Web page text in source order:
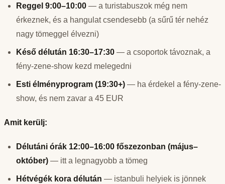
Reggel 9:00–10:00 — a turistabuszok még nem
érkeznek, és a hangulat csendesebb (a sűrű tér nehéz
nagy tömeggel élvezni)
Késő délután 16:30–17:30 — a csoportok távoznak, a
fény-zene-show kezd melegedni
Esti élményprogram (19:30+) — ha érdekel a fény-zene-
show, és nem zavar a 45 EUR
Amit kerülj:
Délutáni órák 12:00–16:00 főszezonban (május–
október) — itt a legnagyobb a tömeg
Hétvégék kora délután — istanbuli helyiek is jönnek